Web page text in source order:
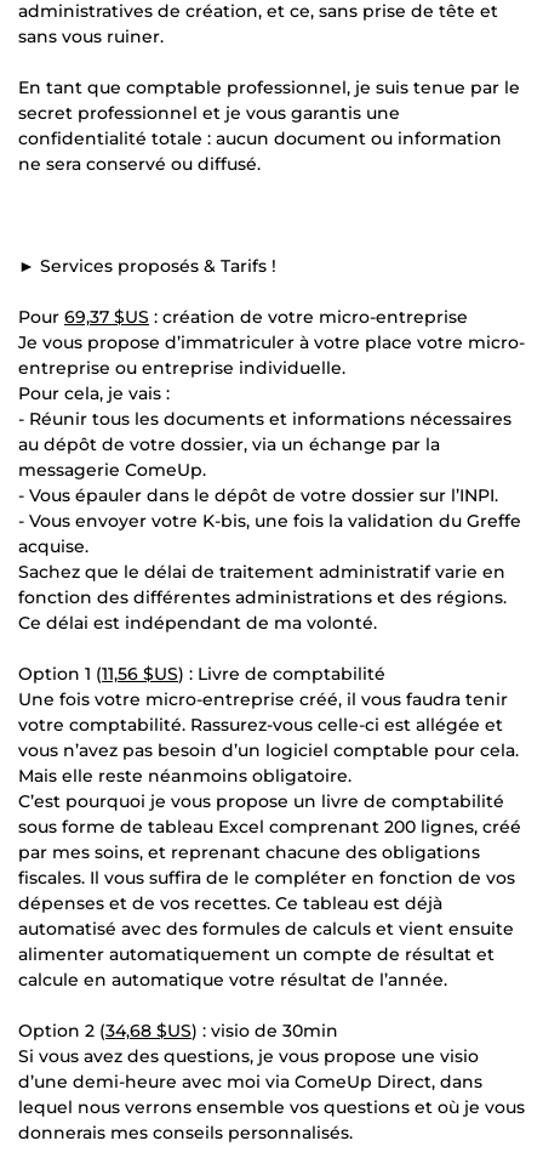
administratives de création, et ce, sans prise de tête et
sans vous ruiner.
En tant que comptable professionnel, je suis tenue par le
secret professionnel et je vous garantis une
confidentialité totale : aucun document ou information
ne sera conservé ou diffusé.
► Services proposés & Tarifs !
Pour 69,37 $US : création de votre micro-entreprise
Je vous propose d’immatriculer à votre place votre micro-
entreprise ou entreprise individuelle.
Pour cela, je vais :
- Réunir tous les documents et informations nécessaires
au dépôt de votre dossier, via un échange par la
messagerie ComeUp.
- Vous épauler dans le dépôt de votre dossier sur l’INPI.
- Vous envoyer votre K-bis, une fois la validation du Greffe
acquise.
Sachez que le délai de traitement administratif varie en
fonction des différentes administrations et des régions.
Ce délai est indépendant de ma volonté.
Option 1 (11,56 $US) : Livre de comptabilité
Une fois votre micro-entreprise créé, il vous faudra tenir
votre comptabilité. Rassurez-vous celle-ci est allégée et
vous n’avez pas besoin d’un logiciel comptable pour cela.
Mais elle reste néanmoins obligatoire.
C’est pourquoi je vous propose un livre de comptabilité
sous forme de tableau Excel comprenant 200 lignes, créé
par mes soins, et reprenant chacune des obligations
fiscales. Il vous suffira de le compléter en fonction de vos
dépenses et de vos recettes. Ce tableau est déjà
automatisé avec des formules de calculs et vient ensuite
alimenter automatiquement un compte de résultat et
calcule en automatique votre résultat de l’année.
Option 2 (34,68 $US) : visio de 30min
Si vous avez des questions, je vous propose une visio
d’une demi-heure avec moi via ComeUp Direct, dans
lequel nous verrons ensemble vos questions et où je vous
donnerais mes conseils personnalisés.